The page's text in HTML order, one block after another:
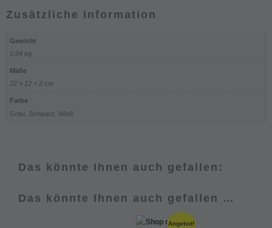
Zusätzliche Information
Gewicht
0,04 kg
Maße
22 × 12 × 2 cm
Farbe
Grau, Schwarz, Weiß
Das könnte Ihnen auch gefallen:
Das könnte Ihnen auch gefallen …
Angebot!